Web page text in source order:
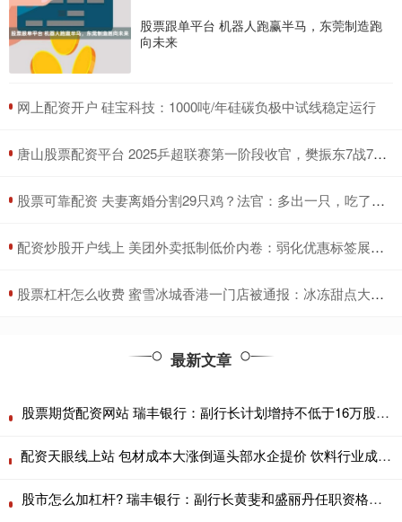
股票跟单平台 机器人跑赢半马，东莞制造跑
向未来
​网上配资开户 硅宝科技：1000吨/年硅碳负极中试线稳定运行
​唐山股票配资平台 2025乒超联赛第一阶段收官，樊振东7战7胜、王楚钦打出5个3：0
​股票可靠配资 夫妻离婚分割29只鸡？法官：多出一只，吃了再离
​配资炒股开户线上 美团外卖抵制低价内卷：弱化优惠标签展示、设置营销超支预警
​股票杠杆怎么收费 蜜雪冰城香港一门店被通报：冰冻甜点大肠菌群超标70%
最新文章
股票期货配资网站 瑞丰银行：副行长计划增持不低于16万股A股
配资天眼线上站 包材成本大涨倒逼头部水企提价 饮料行业成本压力再凸显
股市怎么加杠杆? 瑞丰银行：副行长黄斐和盛丽丹任职资格已获核准